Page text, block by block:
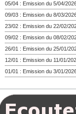
05/04 : Emission du 5/04/
09/03 : Emission du 8/03/
23/02 : Emission du 22/02/
09/02 : Emission du 08/02/
26/01 : Emission du 25/01/
12/01 : Emission du 11/01/
01/01 : Emission du 3/01/